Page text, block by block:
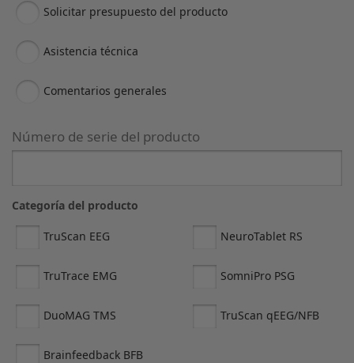
Solicitar presupuesto del producto
Asistencia técnica
Comentarios generales
Número de serie del producto
Categoría del producto
TruScan EEG NeuroTablet RS
TruTrace EMG SomniPro PSG
DuoMAG TMS TruScan qEEG/NFB
Brainfeedback BFB